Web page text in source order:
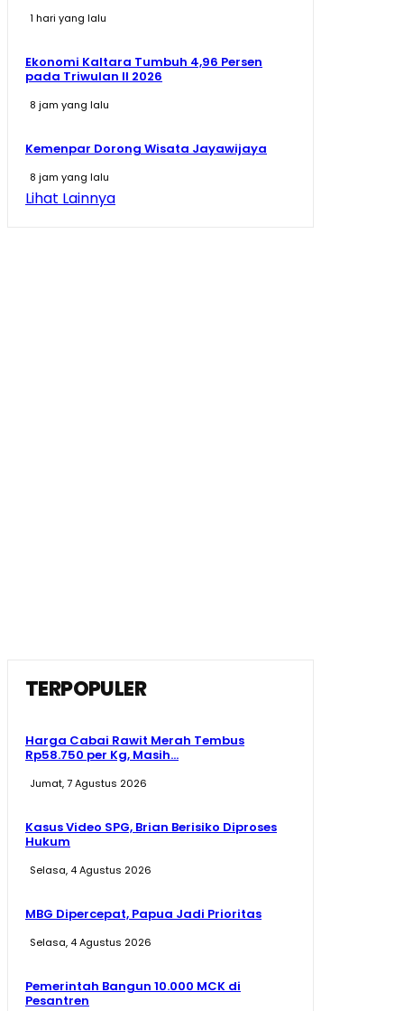
1 hari yang lalu
Ekonomi Kaltara Tumbuh 4,96 Persen
pada Triwulan II 2026
8 jam yang lalu
Kemenpar Dorong Wisata Jayawijaya
8 jam yang lalu
Lihat Lainnya
TERPOPULER
Harga Cabai Rawit Merah Tembus
Rp58.750 per Kg, Masih...
Jumat, 7 Agustus 2026
Kasus Video SPG, Brian Berisiko Diproses
Hukum
Selasa, 4 Agustus 2026
MBG Dipercepat, Papua Jadi Prioritas
Selasa, 4 Agustus 2026
Pemerintah Bangun 10.000 MCK di
Pesantren